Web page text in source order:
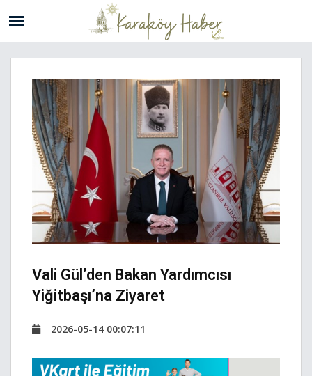
Vali Gül’den Bakan Yardımcısı
Yiğitbaşı’na Ziyaret
2026-05-14 00:07:11